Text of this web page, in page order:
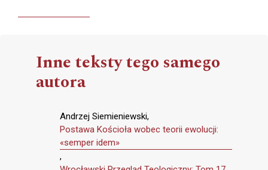
Inne teksty tego samego
autora
Andrzej Siemieniewski,
Postawa Kościoła wobec teorii ewolucji:
«semper idem»
,